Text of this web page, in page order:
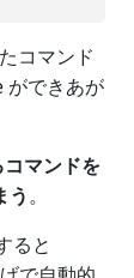
コマンド
できあが
マンドを
う。
ると